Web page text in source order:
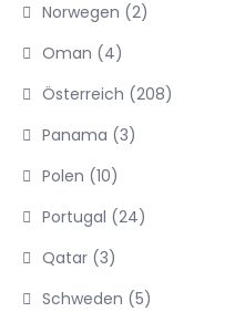
Norwegen (2)
Oman (4)
Österreich (208)
Panama (3)
Polen (10)
Portugal (24)
Qatar (3)
Schweden (5)